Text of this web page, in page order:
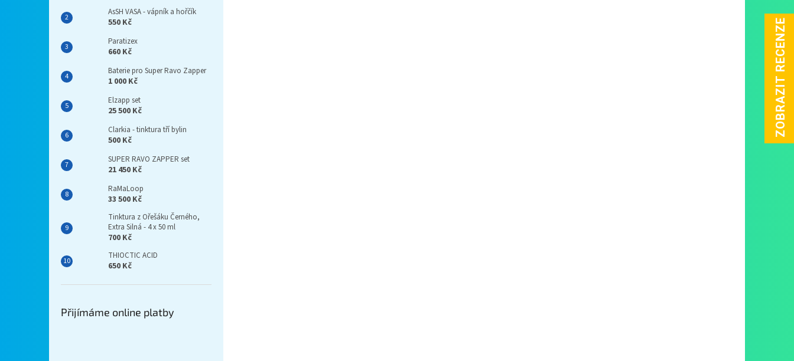
AsSH VASA - vápník a hořčík
550 Kč
Paratizex
660 Kč
Baterie pro Super Ravo Zapper
1 000 Kč
Elzapp set
25 500 Kč
Clarkia - tinktura tří bylin
500 Kč
SUPER RAVO ZAPPER set
21 450 Kč
RaMaLoop
33 500 Kč
Tinktura z Ořešáku Černého,
Extra Silná - 4 x 50 ml
700 Kč
THIOCTIC ACID
650 Kč
Přijímáme online platby